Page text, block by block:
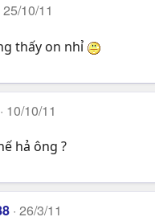
25/10/11
thấy on nhỉ
10/10/11
hả ông ?
26/3/11